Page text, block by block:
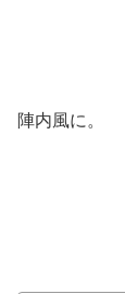
陣内風に。